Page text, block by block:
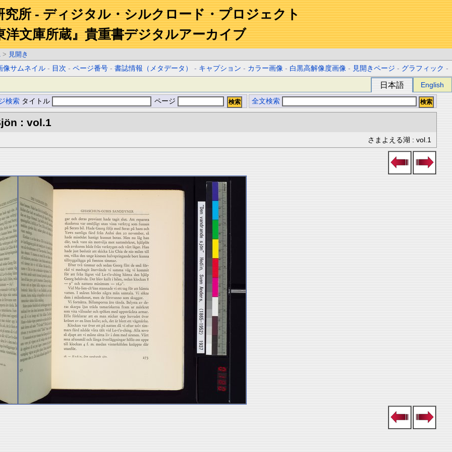
究所 - ディジタル・シルクロード・プロジェクト
洋文庫所蔵』貴重書デジタルアーカイブ
> 見開き
像サムネイル - 目次 -ページ番号 -書誌情報（メタデータ） - キャプション - カラー画像 - 白黒高解像度画像 - 見開きページ - グラフィック -
日本語 English
検索 タイトル ページ 全文検索
: vol.1
さまよえる湖 : vol.1